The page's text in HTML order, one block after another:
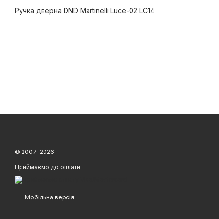
Ручка дверна DND Martinelli Luce-02 LC14
© 2007-2026
Приймаємо до оплати
Мобільна версія